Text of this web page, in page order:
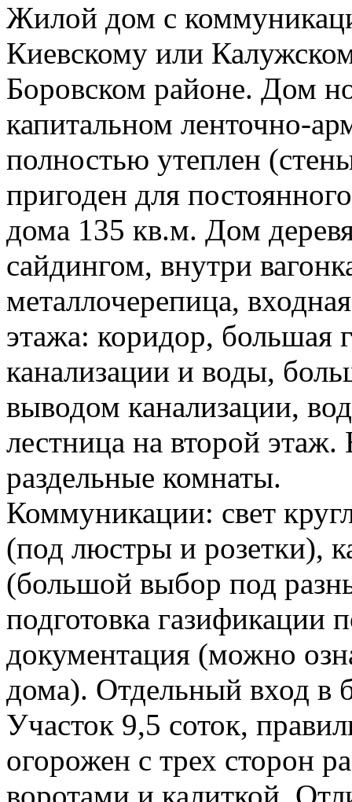
Жилой дом с
Киевскому или
Боровском районе. Дом
капитальном ленточно-
полностью утеплен
пригоден для
дома 135 кв.м. Дом
сайдингом, внутри
металлочерепица,
этажа: коридор, большая
канализации и воды,
выводом канализации,
лестница на второй
раздельные комнаты.
Коммуникации: свет
(под люстры и розетки),
(большой выбор под
подготовка газификации
документация (можно
дома). Отдельный вход в
Участок 9,5 соток,
огорожен с трех сторон